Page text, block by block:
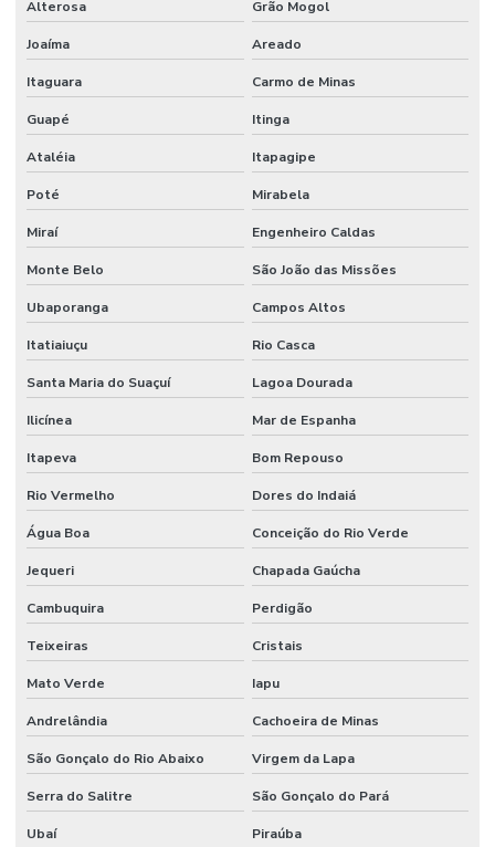
Alterosa Grão Mogol
Joaíma Areado
Itaguara Carmo de Minas
Guapé Itinga
Ataléia Itapagipe
Poté Mirabela
Miraí Engenheiro Caldas
Monte Belo São João das Missões
Ubaporanga Campos Altos
Itatiaiuçu Rio Casca
Santa Maria do Suaçuí Lagoa Dourada
Ilicínea Mar de Espanha
Itapeva Bom Repouso
Rio Vermelho Dores do Indaiá
Água Boa Conceição do Rio Verde
Jequeri Chapada Gaúcha
Cambuquira Perdigão
Teixeiras Cristais
Mato Verde Iapu
Andrelândia Cachoeira de Minas
São Gonçalo do Rio Abaixo Virgem da Lapa
Serra do Salitre São Gonçalo do Pará
Ubaí Piraúba